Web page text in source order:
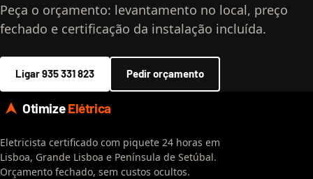
Peça o orçamento: levantamento no local, preço
fechado e certificação da instalação incluída.
Ligar 935 331 823 Pedir orçamento
OtimizeElétrica
Eletricista certificado com piquete 24 horas em
Lisboa, Grande Lisboa e Península de Setúbal.
Orçamento fechado, sem custos ocultos.